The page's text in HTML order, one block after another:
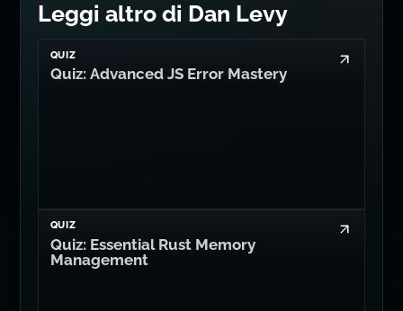
Leggi altro di Dan Levy
QUIZ
Quiz: Advanced JS Error Mastery
QUIZ
Quiz: Essential Rust Memory
Management